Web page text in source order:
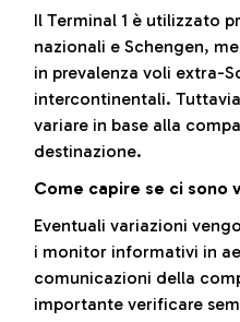
Il Terminal 1 è utilizzato
nazionali e Schengen,
in prevalenza voli extra-
intercontinentali.
variare in base alla
destinazione.
Come capire se ci sono
Eventuali variazioni
i monitor informativi in
comunicazioni della
importante verificare